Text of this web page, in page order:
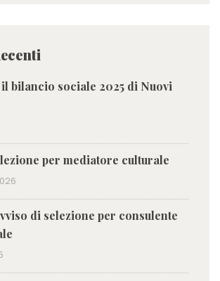
bilancio sociale 2025 di Nuovi
per mediatore culturale
di selezione per consulente